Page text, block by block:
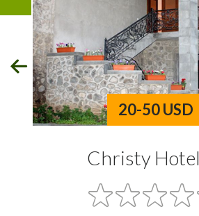
20-50 USD
Christy Hotel